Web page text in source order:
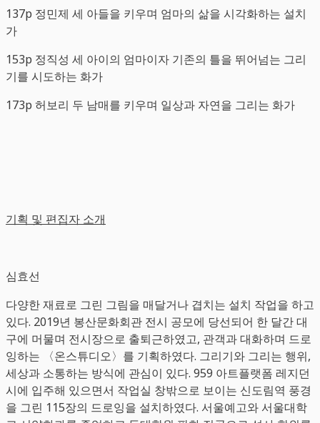
137p 정민제 세 아들을 키우며 엄마의 삶을 시각화하는 설치
가
153p 정직성 세 아이의 엄마이자 기존의 틀을 뛰어넘는 그리
기를 시도하는 화가
173p 허보리 두 남매를 키우며 일상과 자연을 그리는 화가
기획 및 편집자 소개
심효선
다양한 재료로 그린 그림을 매달거나 겹치는 설치 작업을 하고
있다. 2019년 봉산문화회관 전시 공모에 당선되어 한 달간 대
구에 머물며 전시장으로 출퇴근하였고, 관객과 대화하며 드로
잉하는 〈온스튜디오〉를 기획하였다. 그리기와 그리는 행위,
세상과 소통하는 방식에 관심이 있다. 959 아트플랫폼 레지던
시에 입주해 있으면서 작업실 창밖으로 보이는 신도림역 풍경
을 그린 115장의 드로잉을 설치하였다. 서울예고와 서울대학